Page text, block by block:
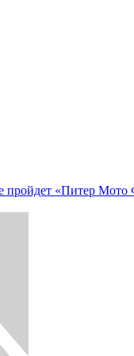
пройдет «Питер